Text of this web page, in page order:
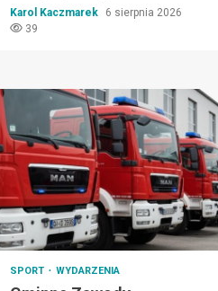
Karol Kaczmarek
6 sierpnia 2026
39
SPORT WYDARZENIA